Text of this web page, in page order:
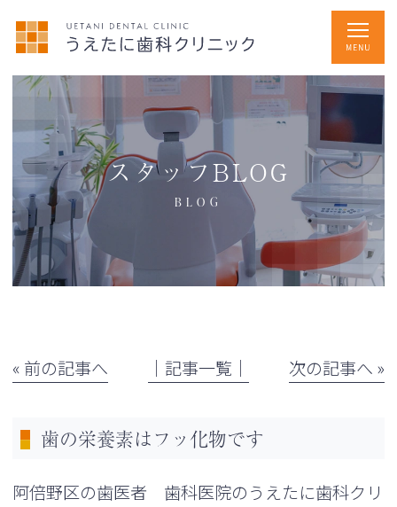
スタッフBLOG
BLOG
« 前の記事へ │記事一覧│ 次の記事へ »
歯の栄養素はフッ化物です
阿倍野区の歯医者 歯科医院のうえたに歯科クリ